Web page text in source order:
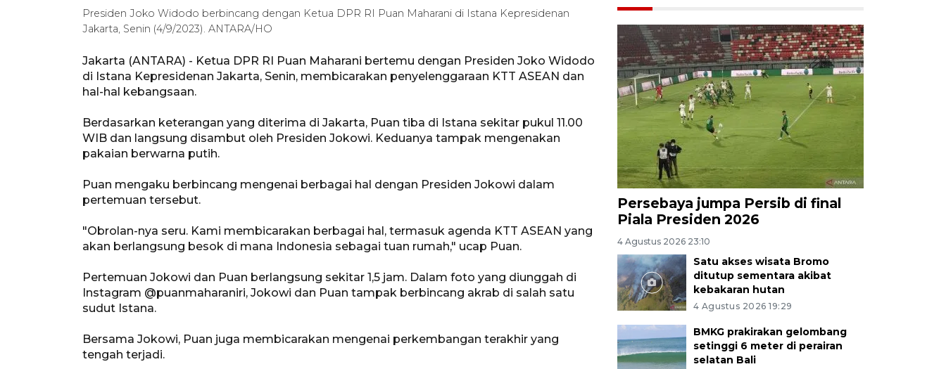
Presiden Joko Widodo berbincang dengan Ketua DPR RI Puan Maharani di Istana Kepresidenan
Jakarta, Senin (4/9/2023). ANTARA/HO
Jakarta (ANTARA) - Ketua DPR RI Puan Maharani bertemu dengan Presiden Joko Widodo
di Istana Kepresidenan Jakarta, Senin, membicarakan penyelenggaraan KTT ASEAN dan
hal-hal kebangsaan.
Berdasarkan keterangan yang diterima di Jakarta, Puan tiba di Istana sekitar pukul 11.00
WIB dan langsung disambut oleh Presiden Jokowi. Keduanya tampak mengenakan
pakaian berwarna putih.
Puan mengaku berbincang mengenai berbagai hal dengan Presiden Jokowi dalam
pertemuan tersebut.
"Obrolan-nya seru. Kami membicarakan berbagai hal, termasuk agenda KTT ASEAN yang
akan berlangsung besok di mana Indonesia sebagai tuan rumah," ucap Puan.
Pertemuan Jokowi dan Puan berlangsung sekitar 1,5 jam. Dalam foto yang diunggah di
Instagram @puanmaharaniri, Jokowi dan Puan tampak berbincang akrab di salah satu
sudut Istana.
Bersama Jokowi, Puan juga membicarakan mengenai perkembangan terakhir yang
tengah terjadi.
Persebaya jumpa Persib di final
Piala Presiden 2026
4 Agustus 2026 23:10
Satu akses wisata Bromo
ditutup sementara akibat
kebakaran hutan
4 Agustus 2026 19:29
BMKG prakirakan gelombang
setinggi 6 meter di perairan
selatan Bali